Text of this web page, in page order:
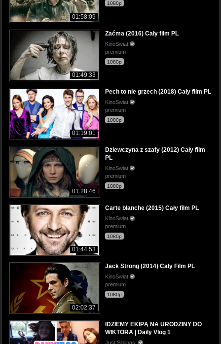
01:58:09
1080p
01:49:33
Zaćma (2016) Cały film PL
KinoSwiat
premium
1080p
01:19:01
Pech to nie grzech (2018) Cały film PL
KinoSwiat
premium
1080p
01:28:46
Dziewczyna z szafy (2012) Cały film
PL
KinoSwiat
premium
1080p
01:44:53
Carte blanche (2015) Cały film PL
KinoSwiat
premium
1080p
02:02:37
Jack Strong (2014) Cały Film PL
KinoSwiat
premium
1080p
IDZIEMY EKIPĄ NA URODZINY DO
WIKTORA | Daily Vlog 1
Just Siblings!